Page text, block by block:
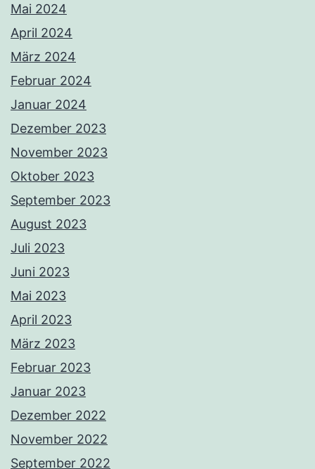
Mai 2024
April 2024
März 2024
Februar 2024
Januar 2024
Dezember 2023
November 2023
Oktober 2023
September 2023
August 2023
Juli 2023
Juni 2023
Mai 2023
April 2023
März 2023
Februar 2023
Januar 2023
Dezember 2022
November 2022
September 2022